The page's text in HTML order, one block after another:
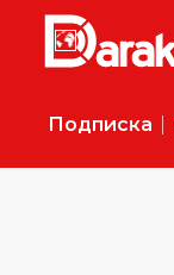
Подписка